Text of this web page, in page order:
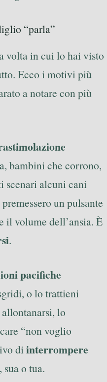
“parla”
volta in cui lo hai visto
Ecco i motivi più
a notare con più
bambini che corrono,
scenari alcuni cani
un pulsante
il volume dell’ansia. È
.
pacifiche
o lo trattieni
lo
“non voglio
diinterrompere
o tua.